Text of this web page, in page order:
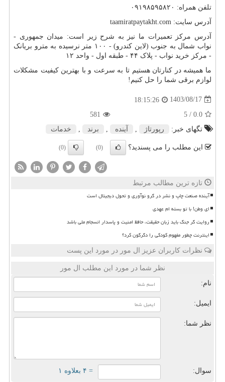
تلفن همراه: ۰۹۱۹۸۵۹۵۸۲۰
آدرس سایت: taamiratpaytakht.com
آدرس مرکز تعمیرات ما نیز به شرح زیر است: میدان جمهوری -
نواب شمال به جنوب (لاین کندرو) - ۱۰۰ متر نرسیده به مترو بریانک
- مرکز خرید نواب - پلاک ۴۴ - طبقه اول - واحد ۱۲
ما همیشه در کنارتان هستیم تا به سرعت و با بهترین کیفیت مشکلات
لوازم برقی شما را حل کنیم !
1403/08/17
18:15:26
0.0
/ 5
581
تگهای خبر:
رپورتاژ آینده برند خدمات
این مطلب را می پسندید؟ (0)
(0)
تازه ترین مطالب مرتبط
آینده صنعت چاپ و نشر در گرو نوآوری و تحول دیجیتال است
ای وطن! با تو بسته ام عهدی
روایت گر جنگ باید زبان حقیقت، حافظ امنیت و پاسدار انسجام ملی باشد
اینترنت چطور مفهوم کودکی را دگرگون کرد؟
نظرات کاربران عزیز ال مور در مورد این پست
نظر شما در مورد این مطلب ال مور
نام:
ایمیل:
نظر شما:
سوال: = ۴ بعلاوه ۱